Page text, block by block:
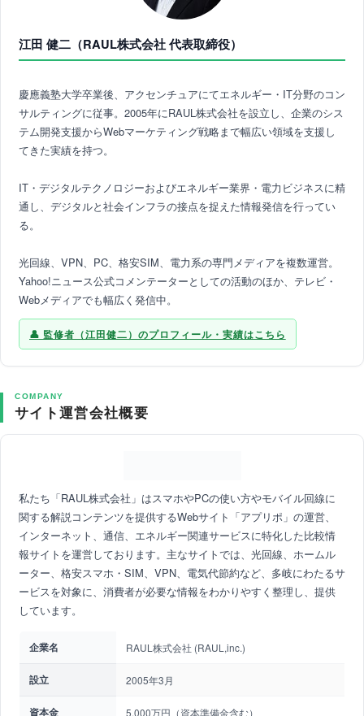
江田 健二（RAUL株式会社 代表取締役）
慶應義塾大学卒業後、アクセンチュアにてエネルギー・IT分野のコン
サルティングに従事。2005年にRAUL株式会社を設立し、企業のシス
テム開発支援からWebマーケティング戦略まで幅広い領域を支援し
てきた実績を持つ。
IT・デジタルテクノロジーおよびエネルギー業界・電力ビジネスに精
通し、デジタルと社会インフラの接点を捉えた情報発信を行ってい
る。
光回線、VPN、PC、格安SIM、電力系の専門メディアを複数運営。
Yahoo!ニュース公式コメンテーターとしての活動のほか、テレビ・
Webメディアでも幅広く発信中。
監修者（江田健二）のプロフィール・実績はこちら
COMPANY
サイト運営会社概要
私たち「RAUL株式会社」はスマホやPCの使い方やモバイル回線に
関する解説コンテンツを提供するWebサイト「アプリポ」の運営、
インターネット、通信、エネルギー関連サービスに特化した比較情
報サイトを運営しております。主なサイトでは、光回線、ホームル
ーター、格安スマホ・SIM、VPN、電気代節約など、多岐にわたるサ
ービスを対象に、消費者が必要な情報をわかりやすく整理し、提供
しています。
企業名 RAUL株式会社 (RAUL,inc.)
設立 2005年3月
資本金 5,000万円（資本準備金含む）